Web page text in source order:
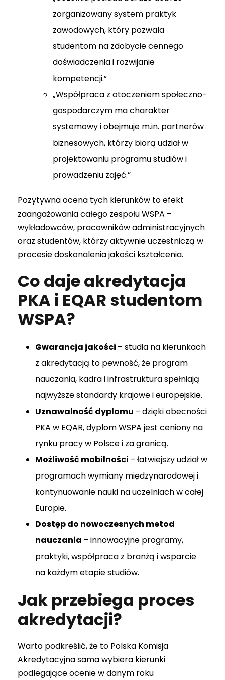
zorganizowany system praktyk
zawodowych, który pozwala
studentom na zdobycie cennego
doświadczenia i rozwijanie
kompetencji.”
„Współpraca z otoczeniem społeczno-
gospodarczym ma charakter
systemowy i obejmuje m.in. partnerów
biznesowych, którzy biorą udział w
projektowaniu programu studiów i
prowadzeniu zajęć.”
Pozytywna ocena tych kierunków to efekt
zaangażowania całego zespołu WSPA –
wykładowców, pracowników administracyjnych
oraz studentów, którzy aktywnie uczestniczą w
procesie doskonalenia jakości kształcenia.
Co daje akredytacja
PKA i EQAR studentom
WSPA?
Gwarancja jakości – studia na kierunkach
z akredytacją to pewność, że program
nauczania, kadra i infrastruktura spełniają
najwyższe standardy krajowe i europejskie.
Uznawalność dyplomu – dzięki obecności
PKA w EQAR, dyplom WSPA jest ceniony na
rynku pracy w Polsce i za granicą.
Możliwość mobilności – łatwiejszy udział w
programach wymiany międzynarodowej i
kontynuowanie nauki na uczelniach w całej
Europie.
Dostęp do nowoczesnych metod
nauczania – innowacyjne programy,
praktyki, współpraca z branżą i wsparcie
na każdym etapie studiów.
Jak przebiega proces
akredytacji?
Warto podkreślić, że to Polska Komisja
Akredytacyjna sama wybiera kierunki
podlegające ocenie w danym roku